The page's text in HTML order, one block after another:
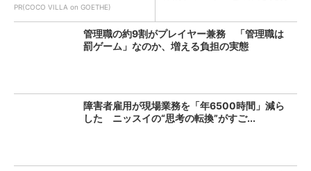
PR(COCO VILLA on GOETHE)
管理職の約9割がプレイヤー兼務 「管理職は
罰ゲーム」なのか、増える負担の実態
障害者雇用が現場業務を「年6500時間」減ら
した ニッスイの“思考の転換”がすご...